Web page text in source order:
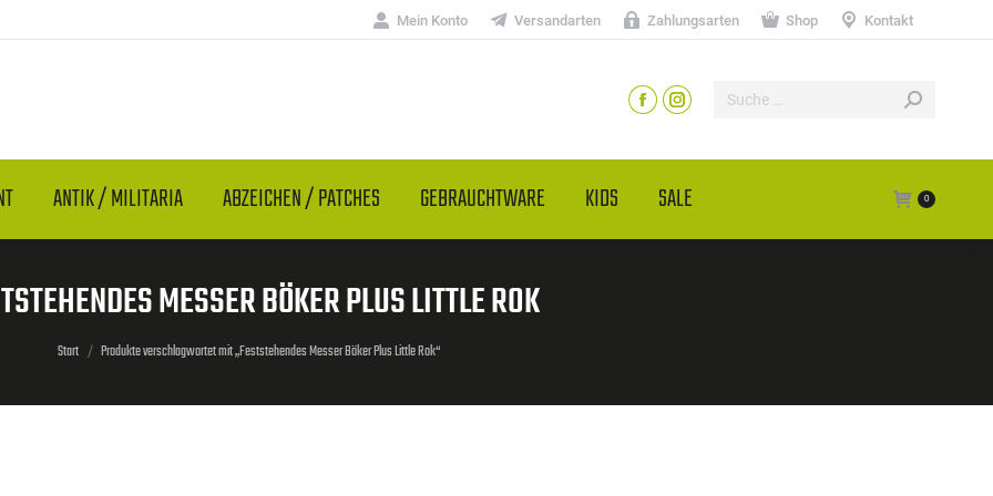
Mein Konto Versandarten Zahlungsarten Shop Kontakt
ANTIK / MILITARIA ABZEICHEN / PATCHES GEBRAUCHTWARE KIDS SALE 0
MESSER BÖKER PLUS LITTLE ROK
Sie befinden sich hier:
Start Produkte verschlagwortet mit „Feststehendes Messer Böker Plus Little Rok“